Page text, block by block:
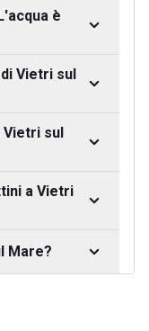
è
Vietri sul
Vietri sul
a Vietri
Mare?